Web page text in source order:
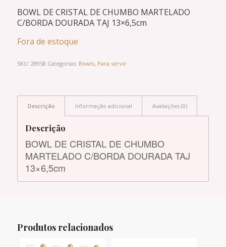
BOWL DE CRISTAL DE CHUMBO MARTELADO
C/BORDA DOURADA TAJ 13×6,5cm
Fora de estoque
SKU: 28958 Categorias: Bowls, Para servir
Descrição Informação adicional Avaliações (0)
Descrição
BOWL DE CRISTAL DE CHUMBO
MARTELADO C/BORDA DOURADA TAJ
13×6,5cm
Produtos relacionados